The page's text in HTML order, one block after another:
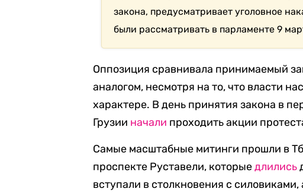
закона, предусматривает уголовное
были рассматривать в парламенте 9
Оппозиция сравнивала принимаемый
аналогом, несмотря на то, что власти
характере. В день принятия закона в
Грузии начали проходить акции
Самые масштабные митинги прошли в
проспекте Руставели, которыедлились
вступали в столкновения с